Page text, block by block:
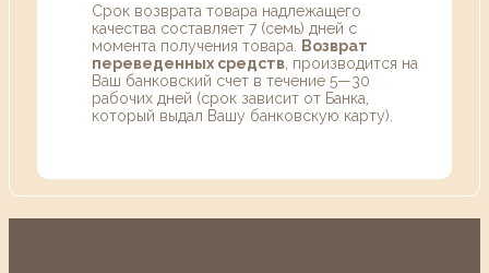
Срок возврата товара надлежащего
качества составляет 7 (семь) дней с
момента получения товара.
Возврат
переведенных средств , производится на
Ваш банковский счет в течение 5—30
рабочих дней (срок зависит от Банка,
который выдал Вашу банковскую карту).